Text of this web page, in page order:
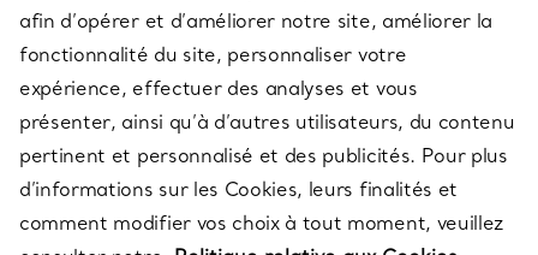
À PROPOS
QUESTIONS LÉGALES
afin d’opérer et d’améliorer notre site, améliorer la
fonctionnalité du site, personnaliser votre
expérience, effectuer des analyses et vous
présenter, ainsi qu’à d’autres utilisateurs, du contenu
pertinent et personnalisé et des publicités. Pour plus
d’informations sur les Cookies, leurs finalités et
comment modifier vos choix à tout moment, veuillez